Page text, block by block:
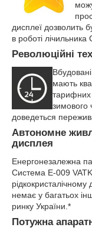
дисплеї дозволить
в роботі
Революційні
мають
тарифних
зимового
доведеться
Автономне
дисплея
Енергонезалежна
Система Е-009
рідкокристалічному
немає у багатьох
ринку України.*
Потужна